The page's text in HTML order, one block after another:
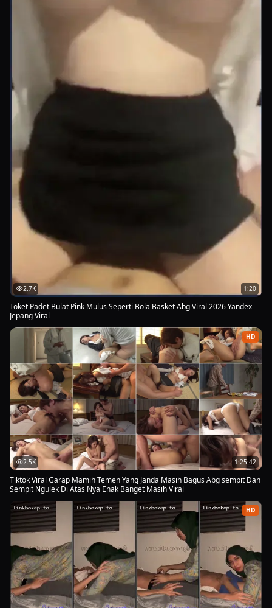
2.7K 1:20
Toket Padet Bulat Pink Mulus Seperti Bola Basket Abg Viral 2026 Yandex
Jepang Viral
HD
2.5K 1:25:42
Tiktok Viral Garap Mamih Temen Yang Janda Masih Bagus Abg sempit Dan
Sempit Ngulek Di Atas Nya Enak Banget Masih Viral
HD